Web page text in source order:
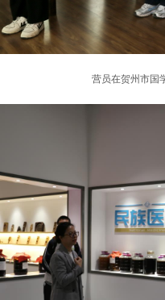
营员在贺州市国